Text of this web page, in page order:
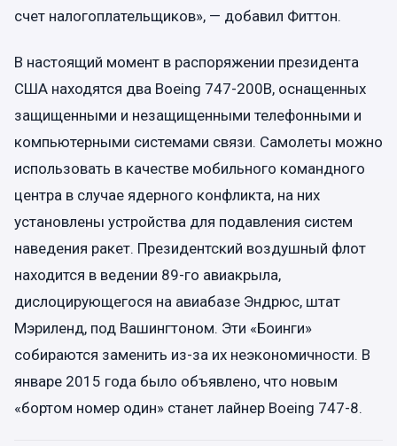
счет налогоплательщиков», — добавил Фиттон.
В настоящий момент в распоряжении президента
США находятся два Boeing 747-200B, оснащенных
защищенными и незащищенными телефонными и
компьютерными системами связи. Самолеты можно
использовать в качестве мобильного командного
центра в случае ядерного конфликта, на них
установлены устройства для подавления систем
наведения ракет. Президентский воздушный флот
находится в ведении 89-го авиакрыла,
дислоцирующегося на авиабазе Эндрюс, штат
Мэриленд, под Вашингтоном. Эти «Боинги»
собираются заменить из-за их неэкономичности. В
январе 2015 года было объявлено, что новым
«бортом номер один» станет лайнер Boeing 747-8.